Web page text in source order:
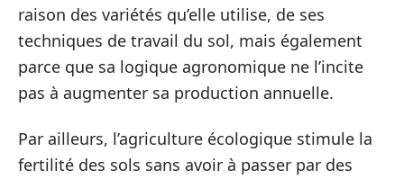
raison des variétés qu’elle utilise, de ses
techniques de travail du sol, mais également
parce que sa logique agronomique ne l’incite
pas à augmenter sa production annuelle.
Par ailleurs, l’agriculture écologique stimule la
fertilité des sols sans avoir à passer par des